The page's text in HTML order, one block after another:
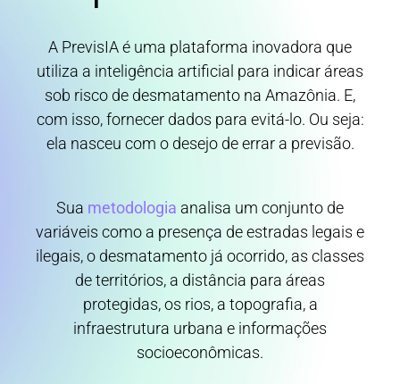
A PrevisIA é uma plataforma inovadora que
utiliza a inteligência artificial para indicar áreas
sob risco de desmatamento na Amazônia. E,
com isso, fornecer dados para evitá-lo. Ou seja:
ela nasceu com o desejo de errar a previsão.
Sua metodologia analisa um conjunto de
variáveis como a presença de estradas legais e
ilegais, o desmatamento já ocorrido, as classes
de territórios, a distância para áreas
protegidas, os rios, a topografia, a
infraestrutura urbana e informações
socioeconômicas.